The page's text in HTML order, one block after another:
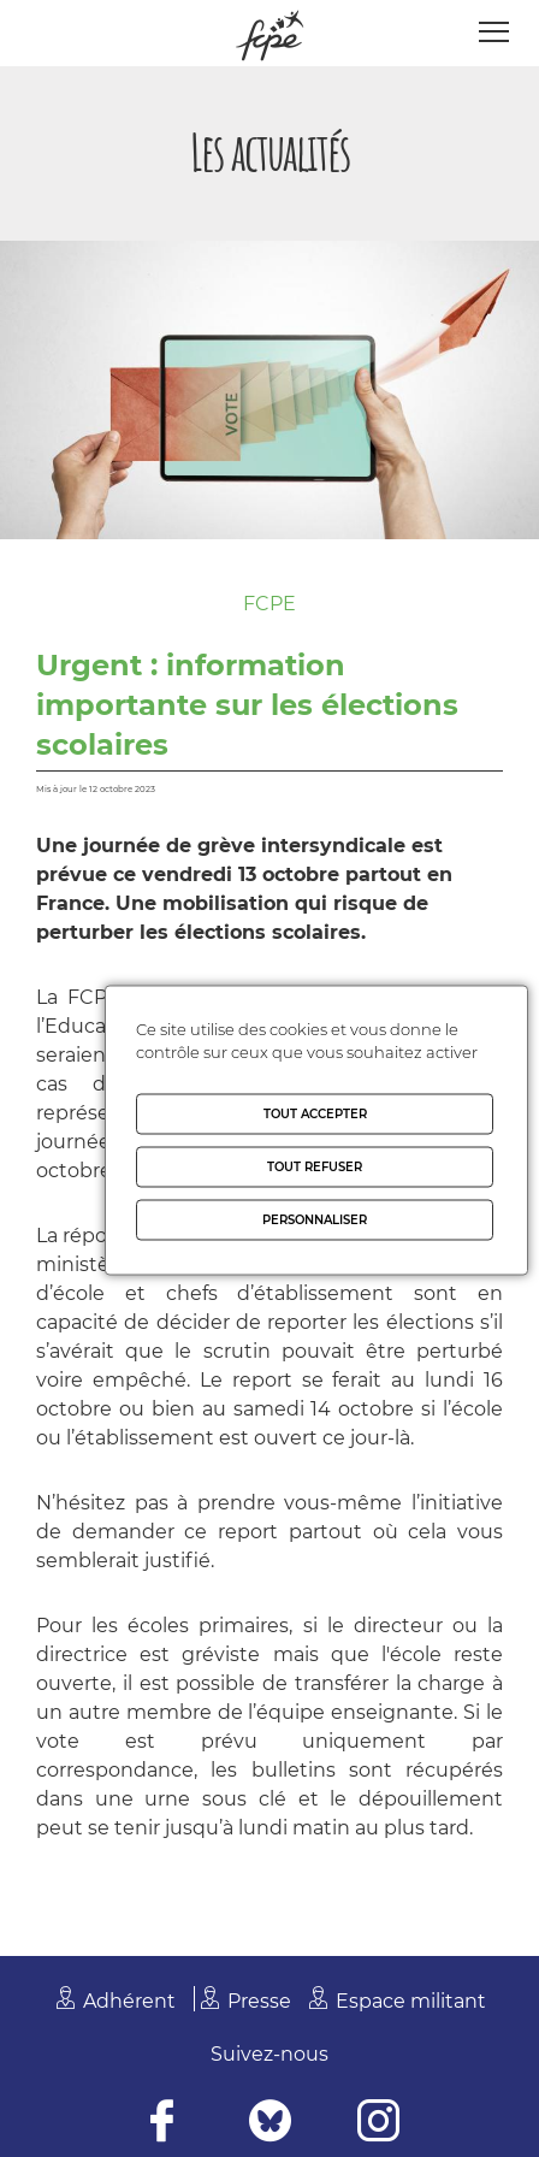
Les actualités
FCPE
Urgent : information
importante sur les élections
scolaires
Mis à jour le 12 octobre 2023
Une journée de grève intersyndicale est
prévue ce vendredi 13 octobre partout en
France. Une mobilisation qui risque de
perturber les élections scolaires.
La FCPE nationale a interrogé le ministère de
l’Education nationale sur les mesures qui
seraient susceptibles d’être mises en place en
cas de perturbation des élections des
représentants des parents d’élèves lors de la
journée de mobilisation intersyndicale du 13
octobre 2023.
La réponse qui vient de nous être donnée par le
ministère est que, localement, les directeurs
d’école et chefs d’établissement sont en
capacité de décider de reporter les élections s’il
s’avérait que le scrutin pouvait être perturbé
voire empêché. Le report se ferait au lundi 16
octobre ou bien au samedi 14 octobre si l’école
ou l’établissement est ouvert ce jour-là.
N’hésitez pas à prendre vous-même l’initiative
de demander ce report partout où cela vous
semblerait justifié.
Pour les écoles primaires, si le directeur ou la
directrice est gréviste mais que l'école reste
ouverte, il est possible de transférer la charge à
un autre membre de l’équipe enseignante. Si le
vote est prévu uniquement par
correspondance, les bulletins sont récupérés
dans une urne sous clé et le dépouillement
peut se tenir jusqu’à lundi matin au plus tard.
Adhérent Presse Espace militant
Suivez-nous
Panneau de gestion des cookies
Ce site utilise des cookies et vous donne le
contrôle sur ceux que vous souhaitez activer
TOUT ACCEPTER
TOUT REFUSER
PERSONNALISER